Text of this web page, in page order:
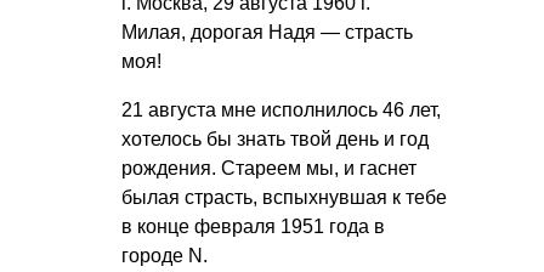
Милая, дорогая Надя — страсть
моя!
21 августа мне исполнилось 46 лет,
хотелось бы знать твой день и год
рождения. Стареем мы, и гаснет
былая страсть, вспыхнувшая к тебе
в конце февраля 1951 года в
городе N.